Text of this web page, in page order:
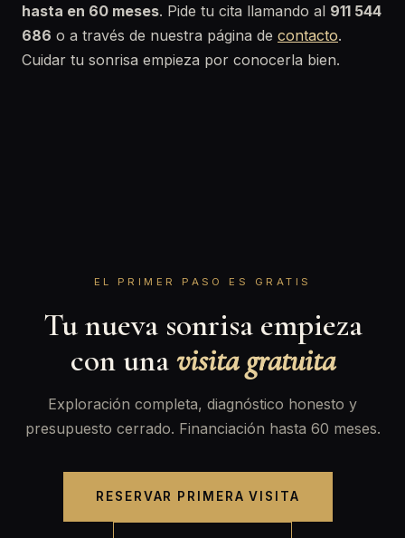
hasta en 60 meses. Pide tu cita llamando al 911 544
686 o a través de nuestra página de contacto.
Cuidar tu sonrisa empieza por conocerla bien.
EL PRIMER PASO ES GRATIS
Tu nueva sonrisa empieza
con unavisita gratuita
Exploración completa, diagnóstico honesto y
presupuesto cerrado. Financiación hasta 60 meses.
RESERVAR PRIMERA VISITA